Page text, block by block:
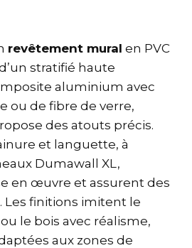
revêtement mural en PVC
stratifié haute
aluminium avec
ou de fibre de verre,
des atouts précis.
et languette, à
Dumawall XL,
en œuvre et assurent des
Les finitions imitent le
le bois avec réalisme,
aux zones de